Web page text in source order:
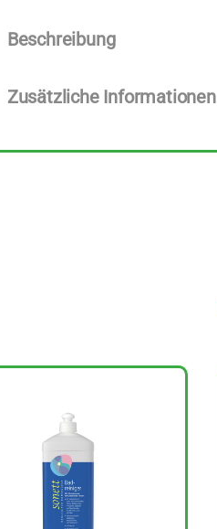
Beschreibung
Zusätzliche Informationen